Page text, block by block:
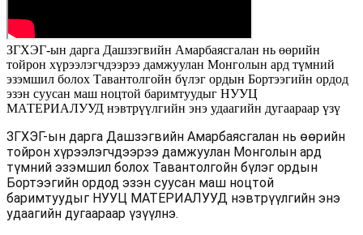
ЗГХЭГ-ын дарга Дашзэгвийн Амарбаясгалан нь өөрийн
тойрон хүрээлэгчдээрээ дамжуулан Монголын ард түмний
эзэмшил болох Тавантолгойн бүлэг ордын Бортээгийн ордод
эзэн суусан маш ноцтой баримтуудыг НУУЦ
МАТЕРИАЛУУД нэвтрүүлгийн энэ удаагийн дугаараар үзү
ЗГХЭГ-ын дарга Дашзэгвийн Амарбаясгалан нь өөрийн
тойрон хүрээлэгчдээрээ дамжуулан Монголын ард
түмний эзэмшил болох Тавантолгойн бүлэг ордын
Бортээгийн ордод эзэн суусан маш ноцтой
баримтуудыг НУУЦ МАТЕРИАЛУУД нэвтрүүлгийн энэ
удаагийн дугаараар үзүүлнэ.